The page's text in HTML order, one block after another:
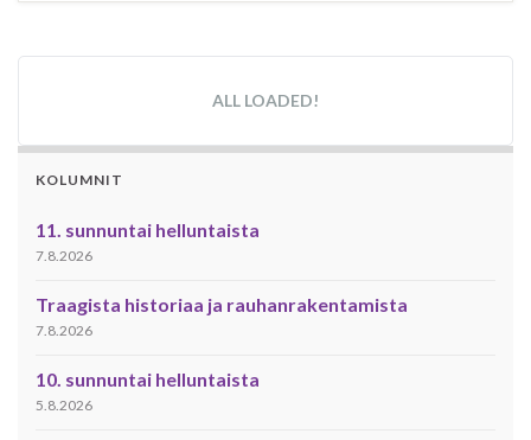
ALL LOADED!
KOLUMNIT
11. sunnuntai helluntaista
7.8.2026
Traagista historiaa ja rauhanrakentamista
7.8.2026
10. sunnuntai helluntaista
5.8.2026